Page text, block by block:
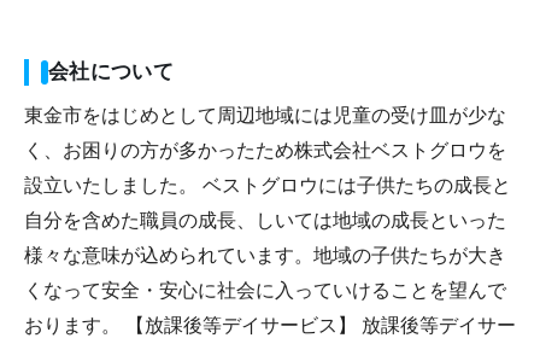
会社について
東金市をはじめとして周辺地域には児童の受け皿が少な
く、お困りの方が多かったため株式会社ベストグロウを
設立いたしました。 ベストグロウには子供たちの成長と
自分を含めた職員の成長、しいては地域の成長といった
様々な意味が込められています。地域の子供たちが大き
くなって安全・安心に社会に入っていけることを望んで
おります。 【放課後等デイサービス】 放課後等デイサー